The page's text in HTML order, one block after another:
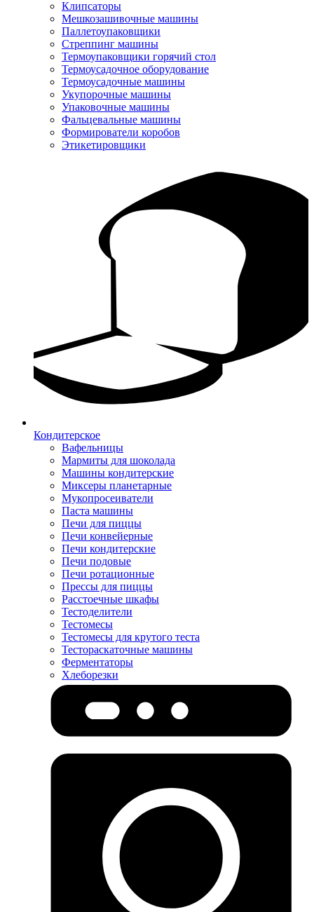
Клипсаторы
Мешкозашивочные машины
Паллетоупаковщики
Стреппинг машины
Термоупаковщики горячий стол
Термоусадочное оборудование
Термоусадочные машины
Укупорочные машины
Упаковочные машины
Фальцевальные машины
Формирователи коробов
Этикетировщики
Кондитерское
Вафельницы
Мармиты для шоколада
Машины кондитерские
Миксеры планетарные
Мукопросеиватели
Паста машины
Печи для пиццы
Печи конвейерные
Печи кондитерские
Печи подовые
Печи ротационные
Прессы для пиццы
Расстоечные шкафы
Тестоделители
Тестомесы
Тестомесы для крутого теста
Тестораскаточные машины
Ферментаторы
Хлеборезки